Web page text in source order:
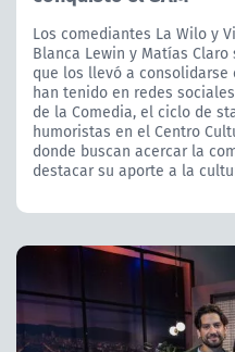
Los comediantes La Wilo y
Blanca Lewin y Matías
que los llevó a
han tenido en redes
de la Comedia, el ciclo de
humoristas en el Centro
donde buscan acercar la
destacar su aporte a la